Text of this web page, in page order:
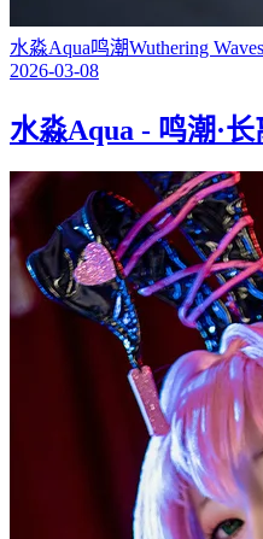
水淼Aqua鸣潮Wuthering Waves
2026-03-08
水淼Aqua - 鸣潮·